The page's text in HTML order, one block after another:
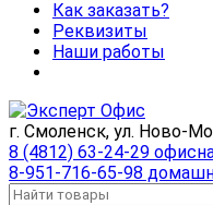
Как заказать?
Реквизиты
Наши работы
г. Смоленск, ул. Ново-
8 (4812) 63-24-29
8-951-716-65-98